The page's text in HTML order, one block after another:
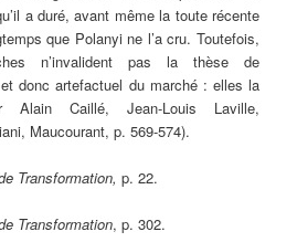
a duré, avant même la toute récente
que Polanyi ne l’a cru. Toutefois,
n’invalident pas la thèse de
et donc artefactuel du marché : elles la
Alain Caillé, Jean-Louis Laville,
Maucourant, p. 569-574).
Transformation,p. 22.
Transformation, p. 302.